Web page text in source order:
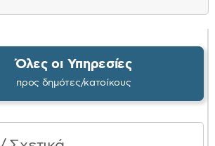
Όλες οι Υπηρεσίες
προς δημότες/κατοίκους